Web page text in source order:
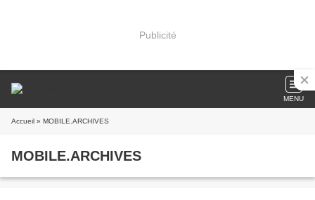
Publicité
MENU
Accueil » MOBILE.ARCHIVES
MOBILE.ARCHIVES